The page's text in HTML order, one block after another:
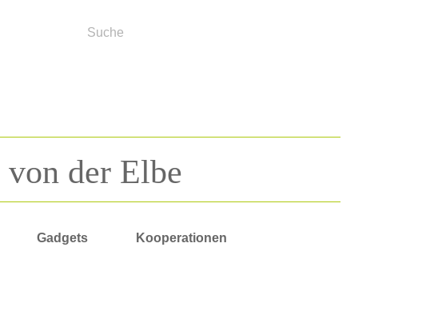
der Elbe
Gadgets Kooperationen